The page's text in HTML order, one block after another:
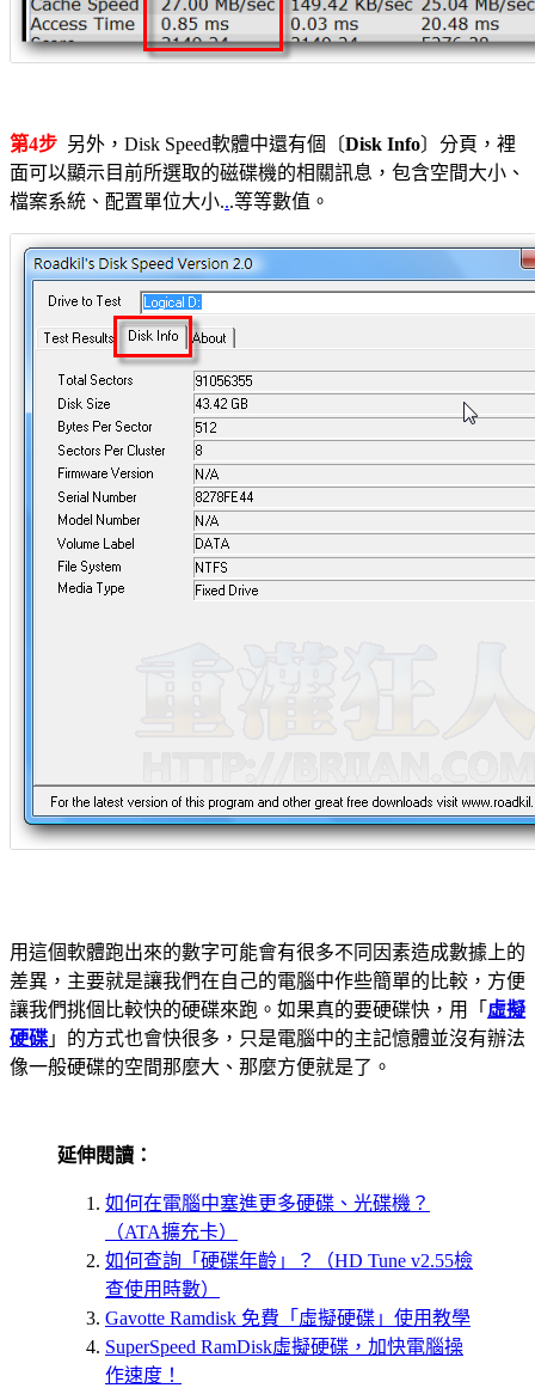
第4步 另外，Disk Speed軟體中還有個〔Disk Info〕分頁，裡
面可以顯示目前所選取的磁碟機的相關訊息，包含空間大小、
檔案系統、配置單位大小...等等數值。
用這個軟體跑出來的數字可能會有很多不同因素造成數據上的
差異，主要就是讓我們在自己的電腦中作些簡單的比較，方便
讓我們挑個比較快的硬碟來跑。如果真的要硬碟快，用「 虛擬
硬碟 」的方式也會快很多，只是電腦中的主記憶體並沒有辦法
像一般硬碟的空間那麼大、那麼方便就是了。
延伸閱讀：
如何在電腦中塞進更多硬碟、光碟機？
（ATA擴充卡）
如何查詢「硬碟年齡」？（HD Tune v2.55檢
查使用時數）
Gavotte Ramdisk 免費「虛擬硬碟」使用教學
SuperSpeed RamDisk虛擬硬碟，加快電腦操
作速度！